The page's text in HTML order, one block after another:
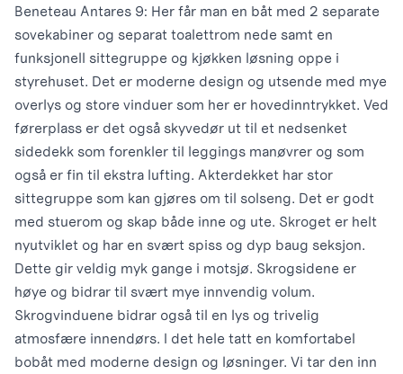
Beneteau Antares 9: Her får man en båt med 2 separate
sovekabiner og separat toalettrom nede samt en
funksjonell sittegruppe og kjøkken løsning oppe i
styrehuset. Det er moderne design og utsende med mye
overlys og store vinduer som her er hovedinntrykket. Ved
førerplass er det også skyvedør ut til et nedsenket
sidedekk som forenkler til leggings manøvrer og som
også er fin til ekstra lufting. Akterdekket har stor
sittegruppe som kan gjøres om til solseng. Det er godt
med stuerom og skap både inne og ute. Skroget er helt
nyutviklet og har en svært spiss og dyp baug seksjon.
Dette gir veldig myk gange i motsjø. Skrogsidene er
høye og bidrar til svært mye innvendig volum.
Skrogvinduene bidrar også til en lys og trivelig
atmosfære innendørs. I det hele tatt en komfortabel
bobåt med moderne design og løsninger. Vi tar den inn